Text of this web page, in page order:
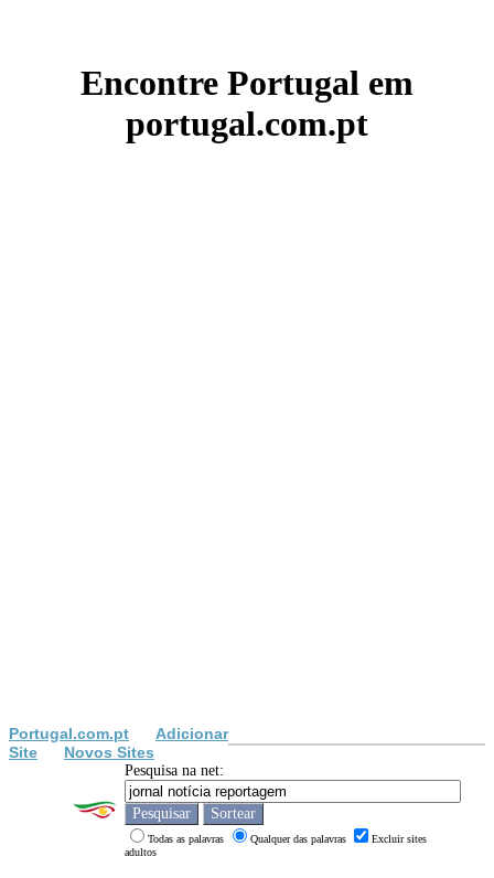
Encontre Portugal em
portugal.com.pt
Portugal.com.pt
Adicionar
Site
Novos Sites
Pesquisa na net:
Todas as palavras Qualquer das palavras
Excluir sites
adultos